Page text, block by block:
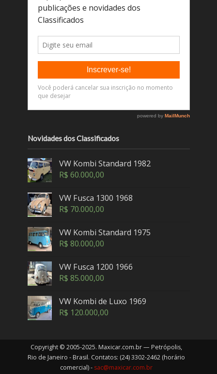
Novidades dos Classificados
VW Kombi Standard 1982
R$ 60.000,00
VW Fusca 1300 1968
R$ 70.000,00
VW Kombi Standard 1975
R$ 80.000,00
VW Fusca 1200 1966
R$ 85.000,00
VW Kombi de Luxo 1969
R$ 120.000,00
Copyright © 2005-2025. Maxicar.com.br — Petrópolis,
Rio de Janeiro - Brasil. Contatos: (24) 3302-2462 (horário
comercial) - sac@maxicar.com.br